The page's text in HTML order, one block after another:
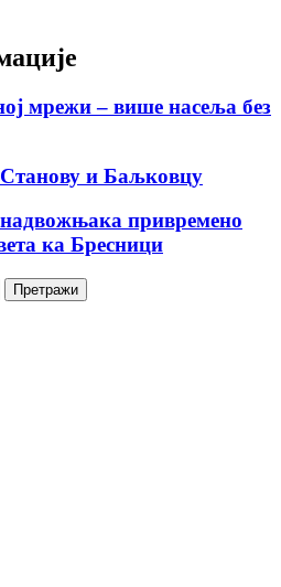
мрежи – више насеља без
и Баљковцу
надвожњака привремено
ка Бресници